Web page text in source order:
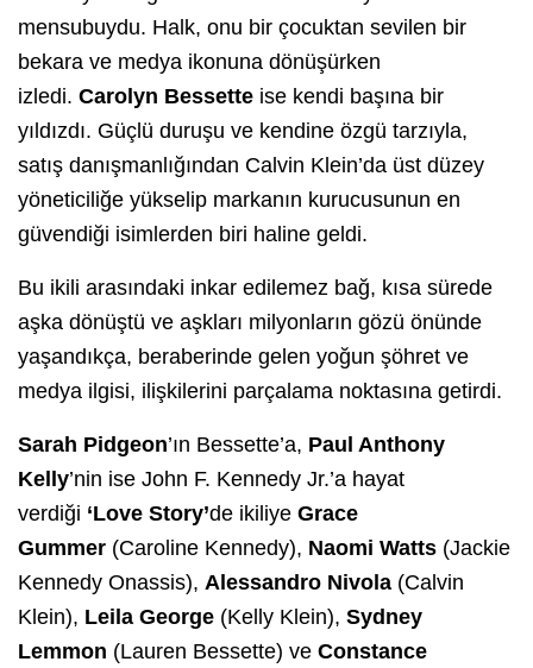
mensubuydu. Halk, onu bir çocuktan sevilen bir
bekara ve medya ikonuna dönüşürken
izledi. Carolyn Bessette ise kendi başına bir
yıldızdı. Güçlü duruşu ve kendine özgü tarzıyla,
satış danışmanlığından Calvin Klein’da üst düzey
yöneticiliğe yükselip markanın kurucusunun en
güvendiği isimlerden biri haline geldi.
Bu ikili arasındaki inkar edilemez bağ, kısa sürede
aşka dönüştü ve aşkları milyonların gözü önünde
yaşandıkça, beraberinde gelen yoğun şöhret ve
medya ilgisi, ilişkilerini parçalama noktasına getirdi.
Sarah Pidgeon’ın Bessette’a, Paul Anthony
Kelly’nin ise John F. Kennedy Jr.’a hayat
verdiği ‘Love Story’de ikiliye Grace
Gummer (Caroline Kennedy), Naomi Watts (Jackie
Kennedy Onassis), Alessandro Nivola (Calvin
Klein), Leila George (Kelly Klein), Sydney
Lemmon (Lauren Bessette) ve Constance